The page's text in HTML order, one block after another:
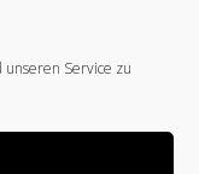
Service zu